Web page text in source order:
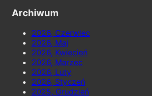
Archiwum
2026, Czerwiec
2026, Maj
2026, Kwiecień
2026, Marzec
2026, Luty
2026, Styczeń
2025, Grudzień